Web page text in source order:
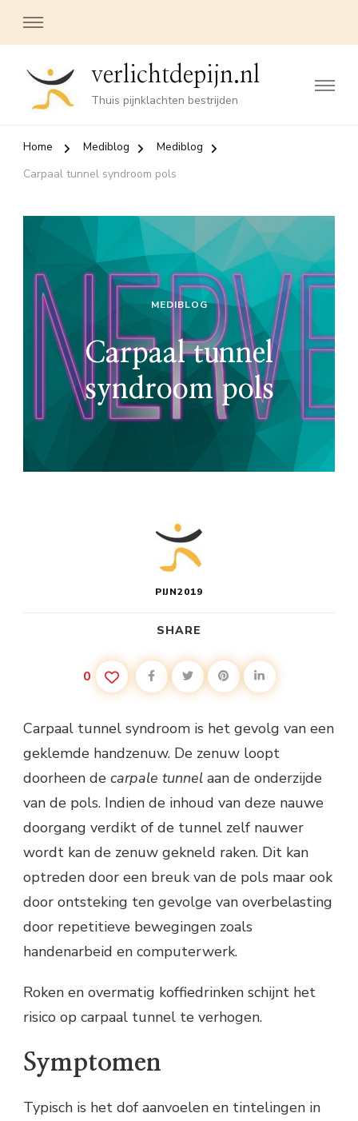
verlichtdepijn.nl
Thuis pijnklachten bestrijden
Home Mediblog
Mediblog
Carpaal tunnel syndroom pols
MEDIBLOG
Carpaal tunnel
syndroom pols
PIJN2019
SHARE
0
Carpaal tunnel syndroom is het gevolg van een
geklemde handzenuw. De zenuw loopt
doorheen de carpale tunnel aan de onderzijde
van de pols. Indien de inhoud van deze nauwe
doorgang verdikt of de tunnel zelf nauwer
wordt kan de zenuw gekneld raken. Dit kan
optreden door een breuk van de pols maar ook
door ontsteking ten gevolge van overbelasting
door repetitieve bewegingen zoals
handenarbeid en computerwerk.
Roken en overmatig koffiedrinken schijnt het
risico op carpaal tunnel te verhogen.
Symptomen
Typisch is het dof aanvoelen en tintelingen in